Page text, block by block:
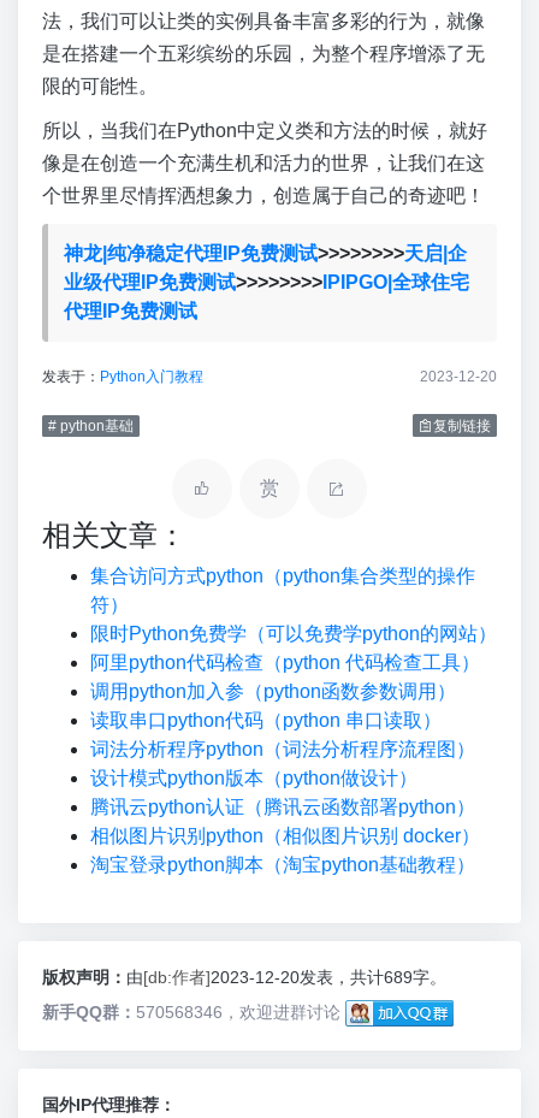
法，我们可以让类的实例具备丰富多彩的行为，就像
是在搭建一个五彩缤纷的乐园，为整个程序增添了无
限的可能性。
所以，当我们在Python中定义类和方法的时候，就好
像是在创造一个充满生机和活力的世界，让我们在这
个世界里尽情挥洒想象力，创造属于自己的奇迹吧！
神龙|纯净稳定代理IP免费测试>>>>>>>>天启|企
业级代理IP免费测试>>>>>>>>IPIPGO|全球住宅
代理IP免费测试
发表于： Python入门教程 2023-12-20
# python基础 复制链接
赏
相关文章：
集合访问方式python（python集合类型的操作
符）
限时Python免费学（可以免费学python的网站）
阿里python代码检查（python 代码检查工具）
调用python加入参（python函数参数调用）
读取串口python代码（python 串口读取）
词法分析程序python（词法分析程序流程图）
设计模式python版本（python做设计）
腾讯云python认证（腾讯云函数部署python）
相似图片识别python（相似图片识别 docker）
淘宝登录python脚本（淘宝python基础教程）
版权声明： 由[db:作者]2023-12-20发表，共计689字。
新手QQ群： 570568346，欢迎进群讨论
国外IP代理推荐：